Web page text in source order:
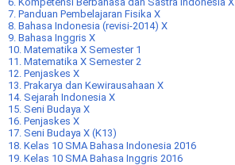
7. Panduan Pembelajaran Fisika X
8. Bahasa Indonesia (revisi-2014) X
9. Bahasa Inggris X
10. Matematika X Semester 1
11. Matematika X Semester 2
12. Penjaskes X
13. Prakarya dan Kewirausahaan X
14. Sejarah Indonesia X
15. Seni Budaya X
16. Penjaskes X
17. Seni Budaya X (K13)
18. Kelas 10 SMA Bahasa Indonesia 2016
19. Kelas 10 SMA Bahasa Inggris 2016